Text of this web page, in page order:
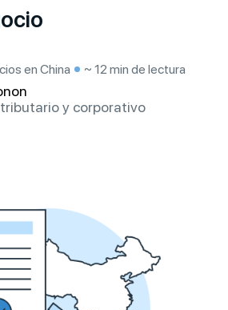
en China ~ 12 min de lectura
y corporativo